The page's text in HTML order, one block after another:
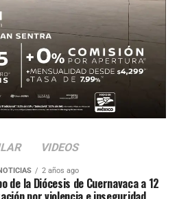
VIDEOS
2 años ago
de la Diócesis de Cuernavaca a 12